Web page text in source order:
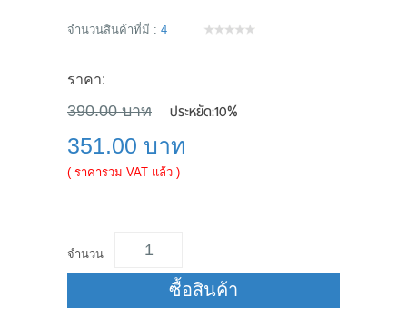
จำนวนสินค้าที่มี : 4
ราคา:
390.00 บาท ประหยัด:10%
351.00 บาท
( ราคารวม VAT แล้ว )
จำนวน
ซื้อสินค้า